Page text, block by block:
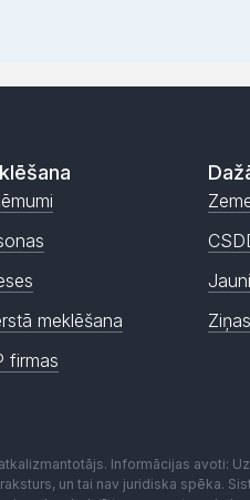
meklēšana
firmas
Ziņas
Informācijas avoti:
un tai nav juridiska spēka.